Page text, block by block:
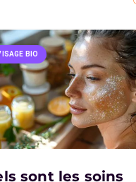
BIO
sont les soins